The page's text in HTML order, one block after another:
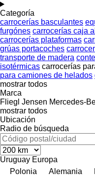
Categoría
carrocerías basculantes
furgónes carrocerías caja
carrocerías plataformas
grúas portacoches
transporte de madera
isotérmicas carrocerías
para camiones de helados
mostrar todos
Marca
Fliegl Jensen Mercedes-
mostrar todos
Ubicación
Radio de búsqueda
Uruguay Europa
Polonia
Alemania